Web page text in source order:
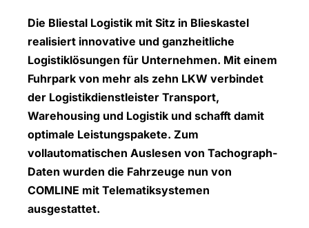
Die Bliestal Logistik mit Sitz in Blieskastel
realisiert innovative und ganzheitliche
Logistiklösungen für Unternehmen. Mit einem
Fuhrpark von mehr als zehn LKW verbindet
der Logistikdienstleister Transport,
Warehousing und Logistik und schafft damit
optimale Leistungspakete. Zum
vollautomatischen Auslesen von Tachograph-
Daten wurden die Fahrzeuge nun von
COMLINE mit Telematiksystemen
ausgestattet.